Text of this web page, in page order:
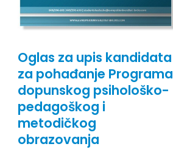
Oglas za upis kandidata
za pohađanje Programa
dopunskog psihološko-
pedagoškog i
metodičkog
obrazovanja